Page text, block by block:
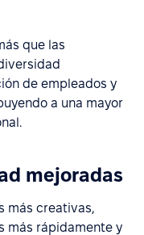
que las
de empleados y
a una mayor
mejoradas
más creativas,
más rápidamente y